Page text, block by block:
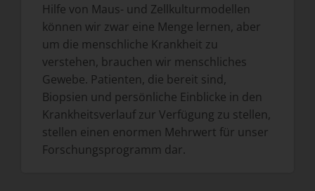
Hilfe von Maus- und Zellkulturmodellen
können wir zwar eine Menge lernen, aber
um die menschliche Krankheit zu
verstehen, brauchen wir menschliches
Gewebe. Patienten, die bereit sind,
Biopsien und persönliche Einblicke in den
Krankheitsverlauf zur Verfügung zu stellen,
stellen einen enormen Mehrwert für unser
Forschungsprogramm dar.